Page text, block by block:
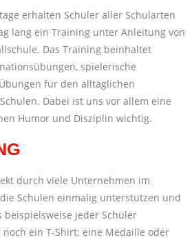
erhalten Schüler aller Schularten
lang ein Training unter Anleitung von
Das Training beinhaltet
spielerische
für den alltäglichen
Dabei ist uns vor allem eine
Humor und Disziplin wichtig.
durch viele Unternehmen im
Schulen einmalig unterstützen und
beispielsweise jeder Schüler
ein T-Shirt; eine Medaille oder